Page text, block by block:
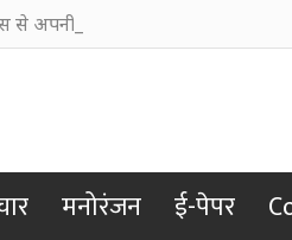
अपनी छवि चमकाने में किया खर्च
मनोरंजन ई-पेपर